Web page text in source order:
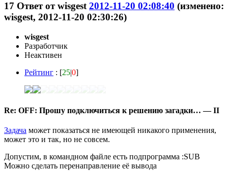
17 Ответ отwisgest 2012-11-20 02:08:40 (изменено:
wisgest, 2012-11-20 02:30:26)
wisgest
Разработчик
Неактивен
Рейтинг : [25|0]
Re: OFF: Прошу подключиться к решению загадки… — II
Задача может показаться не имеющей никакого применения,
может это и так, но не совсем.
Допустим, в командном файле есть подпрограмма :SUB
Можно сделать перенаправление её вывода